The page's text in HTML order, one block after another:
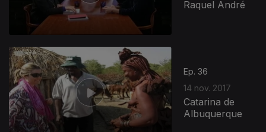
Raquel André
Ep. 36
14 nov. 2017
Catarina de
Albuquerque